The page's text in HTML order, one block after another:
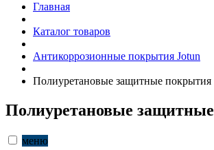
Главная
Каталог товаров
Антикоррозионные покрытия Jotun
Полиуретановые защитные покрытия
Полиуретановые
меню